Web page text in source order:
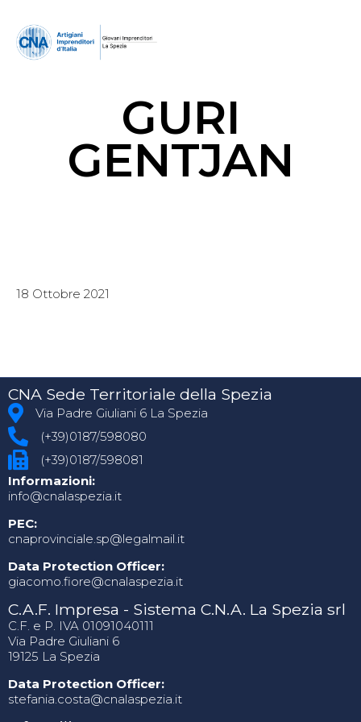
GURI
GENTJAN
18 Ottobre 2021
CNA Sede Territoriale della Spezia
Via Padre Giuliani 6 La Spezia
(+39)0187/598080
(+39)0187/598081
Informazioni:
info@cnalaspezia.it
PEC:
cnaprovinciale.sp@legalmail.it
Data Protection Officer:
giacomo.fiore@cnalaspezia.it
C.A.F. Impresa - Sistema C.N.A. La Spezia srl
C.F. e P. IVA 01091040111
Via Padre Giuliani 6
19125 La Spezia
Data Protection Officer:
stefania.costa@cnalaspezia.it